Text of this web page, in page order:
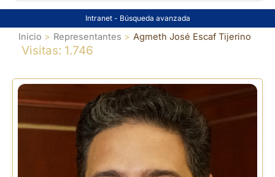
Intranet - Búsqueda avanzada
Inicio Representantes Agmeth José Escaf Tijerino
Visitas: 1.746